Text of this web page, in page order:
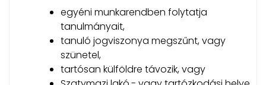
egyéni munkarendben folytatja
tanulmányait,
tanuló jogviszonya megszűnt, vagy
szünetel,
tartósan külföldre távozik, vagy